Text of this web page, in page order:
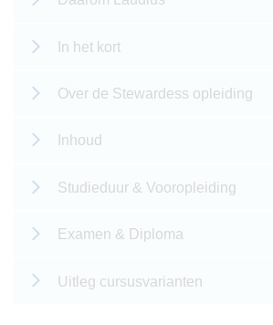
In het kort
Over de Stewardess opleiding
Inhoud
Studieduur & Vooropleiding
Examen & Diploma
Uitleg cursusvarianten